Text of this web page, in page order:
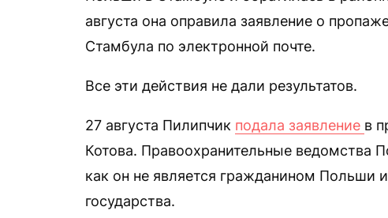
августа она оправила заявление о
Стамбула по электронной почте.
Все эти действия не дали результатов.
27 августа Пилипчик подала заявление в
Котова. Правоохранительные ведомства
как он не является гражданином Польши
государства.